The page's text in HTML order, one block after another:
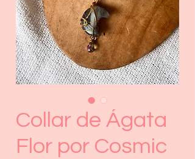
Collar de Ágata
Flor por Cosmic